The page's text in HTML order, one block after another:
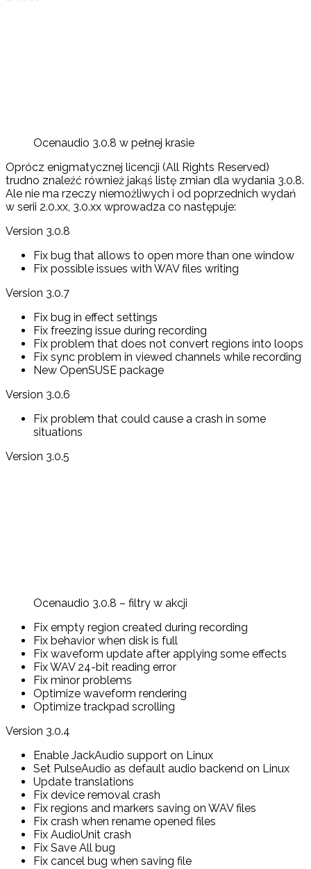
Ocenaudio 3.0.8 w pełnej krasie
Oprócz enigmatycznej licencji (All Rights Reserved)
trudno znaleźć również jakąś listę zmian dla wydania 3.0.8.
Ale nie ma rzeczy niemożliwych i od poprzednich wydań
w serii 2.0.xx, 3.0.xx wprowadza co następuje:
Version 3.0.8
Fix bug that allows to open more than one window
Fix possible issues with WAV files writing
Version 3.0.7
Fix bug in effect settings
Fix freezing issue during recording
Fix problem that does not convert regions into loops
Fix sync problem in viewed channels while recording
New OpenSUSE package
Version 3.0.6
Fix problem that could cause a crash in some
situations
Version 3.0.5
Ocenaudio 3.0.8 – filtry w akcji
Fix empty region created during recording
Fix behavior when disk is full
Fix waveform update after applying some effects
Fix WAV 24-bit reading error
Fix minor problems
Optimize waveform rendering
Optimize trackpad scrolling
Version 3.0.4
Enable JackAudio support on Linux
Set PulseAudio as default audio backend on Linux
Update translations
Fix device removal crash
Fix regions and markers saving on WAV files
Fix crash when rename opened files
Fix AudioUnit crash
Fix Save All bug
Fix cancel bug when saving file